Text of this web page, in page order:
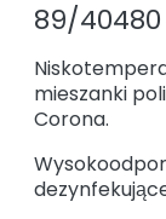
89/40480
mieszanki
Corona.